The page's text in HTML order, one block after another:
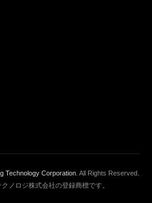
Technology Corporation . All Rights Reserved.
ノロジ株式会社の登録商標です。